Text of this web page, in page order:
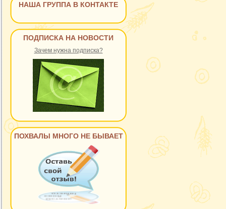
НАША ГРУППА В КОНТАКТЕ
ПОДПИСКА НА НОВОСТИ
Зачем нужна подписка?
ПОХВАЛЫ МНОГО НЕ БЫВАЕТ